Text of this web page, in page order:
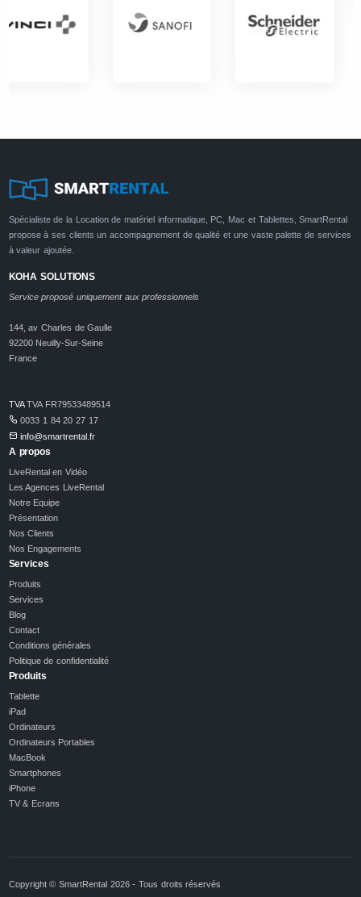
Spécialiste de la Location de matériel informatique, PC, Mac et Tablettes, SmartRental
propose à ses clients un accompagnement de qualité et une vaste palette de services
à valeur ajoutée.
KOHA SOLUTIONS
Service proposé uniquement aux professionnels
144, av Charles de Gaulle
92200 Neuilly-Sur-Seine
France
TVATVA FR79533489514
0033 1 84 20 27 17
info@smartrental.fr
A propos
LiveRental en Vidéo
Les Agences LiveRental
Notre Equipe
Présentation
Nos Clients
Nos Engagements
Services
Produits
Services
Blog
Contact
Conditions générales
Politique de confidentialité
Produits
Tablette
iPad
Ordinateurs
Ordinateurs Portables
MacBook
Smartphones
iPhone
TV & Ecrans
Copyright © SmartRental 2026 - Tous droits réservés